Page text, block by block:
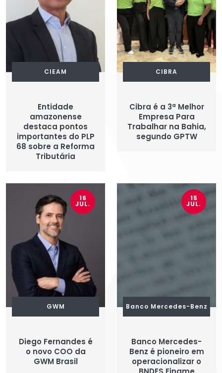
CIEAM
Entidade
amazonense
destaca pontos
importantes do PLP
68 sobre a Reforma
Tributária
CIBRA
Cibra é a 3ª Melhor
Empresa Para
Trabalhar na Bahia,
segundo GPTW
16
JUL.
GWM
Diego Fernandes é
o novo COO da
GWM Brasil
15
JUL.
Banco Mercedes-Benz
Banco Mercedes-
Benz é pioneiro em
operacionalizar o